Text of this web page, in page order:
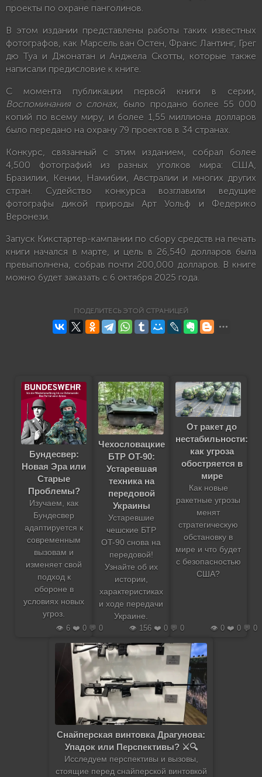
проекты по охране панголинов.
В этом издании представлены работы таких известных
фотографов, как Марсель ван Остен, Франс Лантинг, Грег
дю Туа и Джонатан и Анджела Скотты, которые также
написали предисловие к книге.
С момента публикации первой книги в серии,
Воспоминания о слонах, было продано более 55 000
копий по всему миру, и более 1,55 миллиона долларов
было передано на охрану 79 проектов в 34 странах.
Конкурс, связанный с этим изданием, собрал более
4,500 фотографий из разных уголков мира: США,
Бразилии, Кении, Намибии, Австралии и многих других
стран. Судейство конкурса возглавили ведущие
фотографы дикой природы Арт Уольф и Федерико
Веронези.
Запуск Кикстартер-кампании по сбору средств на печать
книги начался в марте, и цель в 26,540 долларов была
превыполнена, собрав почти 200,000 долларов. В книге
можно будет заказать с 6 октября 2025 года.
ПОДЕЛИТЕСЬ ЭТОЙ СТРАНИЦЕЙ
Бундесвер:
Новая Эра или
Старые
Проблемы?
Изучаем, как
Бундесвер
адаптируется к
современным
вызовам и
изменяет свой
подход к
обороне в
условиях новых
угроз.
👁️ 6 ❤️ 0 💬 0
Чехословацкие
БТР OT-90:
Устаревшая
техника на
передовой
Украины
Устаревшие
чешские БТР
OT-90 снова на
передовой!
Узнайте об их
истории,
характеристиках
и ходе передачи
Украине.
👁️ 156 ❤️ 0 💬 0
От ракет до
нестабильности:
как угроза
обостряется в
мире
Как новые
ракетные угрозы
менят
стратегическую
обстановку в
мире и что будет
с безопасностью
США?
👁️ 0 ❤️ 0 💬 0
Снайперская винтовка Драгунова:
Упадок или Перспективы? ⚔️🔍
Исследуем перспективы и вызовы,
стоящие перед снайперской винтовкой